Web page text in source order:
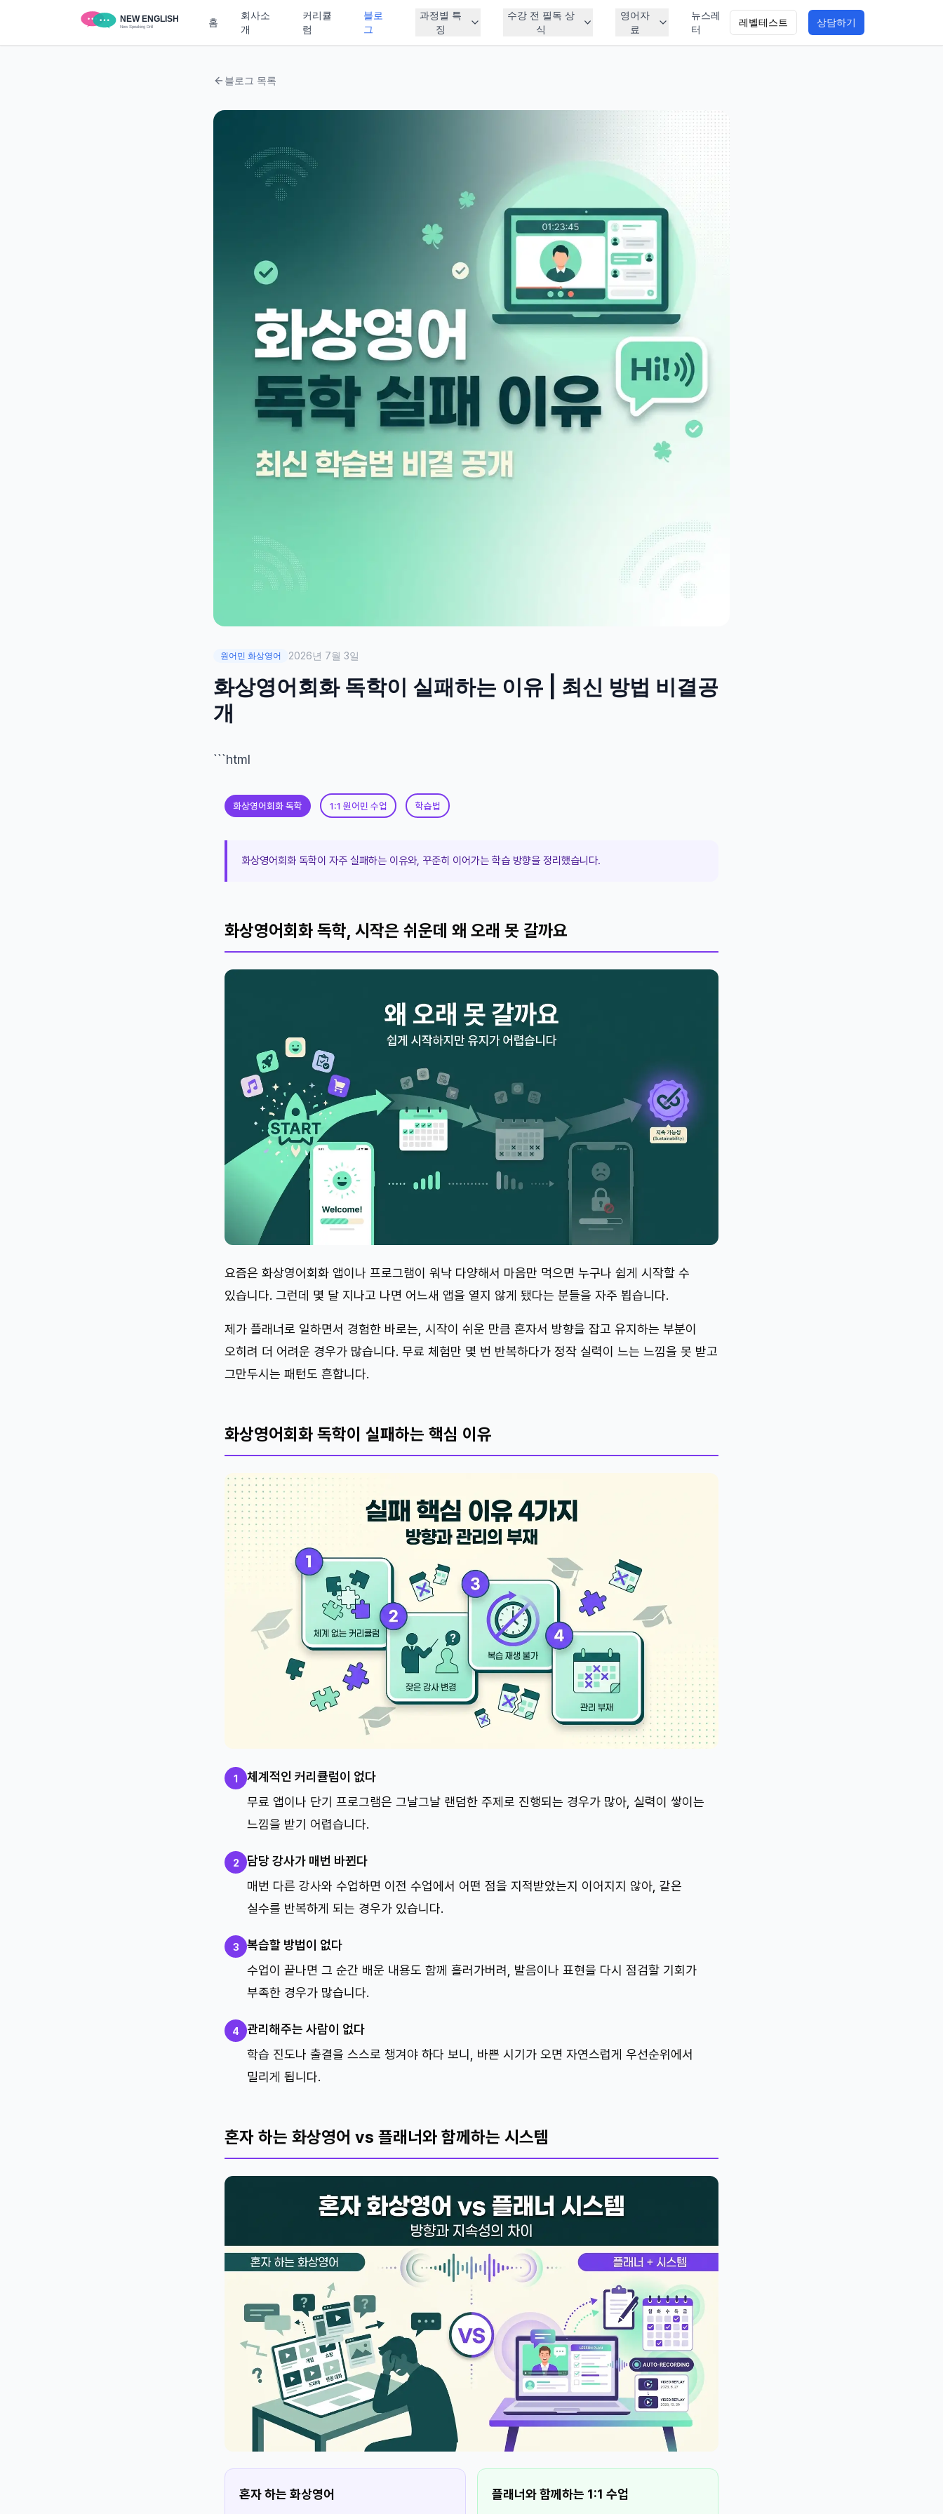
홈
회사소
개
커리큘
럼
블로
그
과정별 특
징
수강 전 필독 상
식
영어자
료
뉴스레
터
레벨테스트 상담하기
블로그 목록
원어민 화상영어 2026년 7월 3일
화상영어회화 독학이 실패하는 이유 | 최신 방법 비결공
개
```html
화상영어회화 독학 1:1 원어민 수업 학습법
화상영어회화 독학이 자주 실패하는 이유와, 꾸준히 이어가는 학습 방향을 정리했습니다.
화상영어회화 독학, 시작은 쉬운데 왜 오래 못 갈까요
요즘은 화상영어회화 앱이나 프로그램이 워낙 다양해서 마음만 먹으면 누구나 쉽게 시작할 수
있습니다. 그런데 몇 달 지나고 나면 어느새 앱을 열지 않게 됐다는 분들을 자주 뵙습니다.
제가 플래너로 일하면서 경험한 바로는, 시작이 쉬운 만큼 혼자서 방향을 잡고 유지하는 부분이
오히려 더 어려운 경우가 많습니다. 무료 체험만 몇 번 반복하다가 정작 실력이 느는 느낌을 못 받고
그만두시는 패턴도 흔합니다.
화상영어회화 독학이 실패하는 핵심 이유
1
체계적인 커리큘럼이 없다
무료 앱이나 단기 프로그램은 그날그날 랜덤한 주제로 진행되는 경우가 많아, 실력이 쌓이는
느낌을 받기 어렵습니다.
2
담당 강사가 매번 바뀐다
매번 다른 강사와 수업하면 이전 수업에서 어떤 점을 지적받았는지 이어지지 않아, 같은
실수를 반복하게 되는 경우가 있습니다.
3
복습할 방법이 없다
수업이 끝나면 그 순간 배운 내용도 함께 흘러가버려, 발음이나 표현을 다시 점검할 기회가
부족한 경우가 많습니다.
4
관리해주는 사람이 없다
학습 진도나 출결을 스스로 챙겨야 하다 보니, 바쁜 시기가 오면 자연스럽게 우선순위에서
밀리게 됩니다.
혼자 하는 화상영어 vs 플래너와 함께하는 시스템
혼자 하는 화상영어 플래너와 함께하는 1:1 수업